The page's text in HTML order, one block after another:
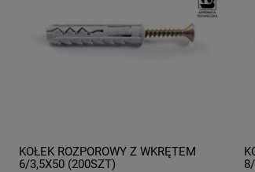
KOŁEK ROZPOROWY Z WKRĘTEM
6/3,5X50 (200SZT)